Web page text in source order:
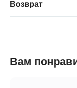
Возврат
Вам